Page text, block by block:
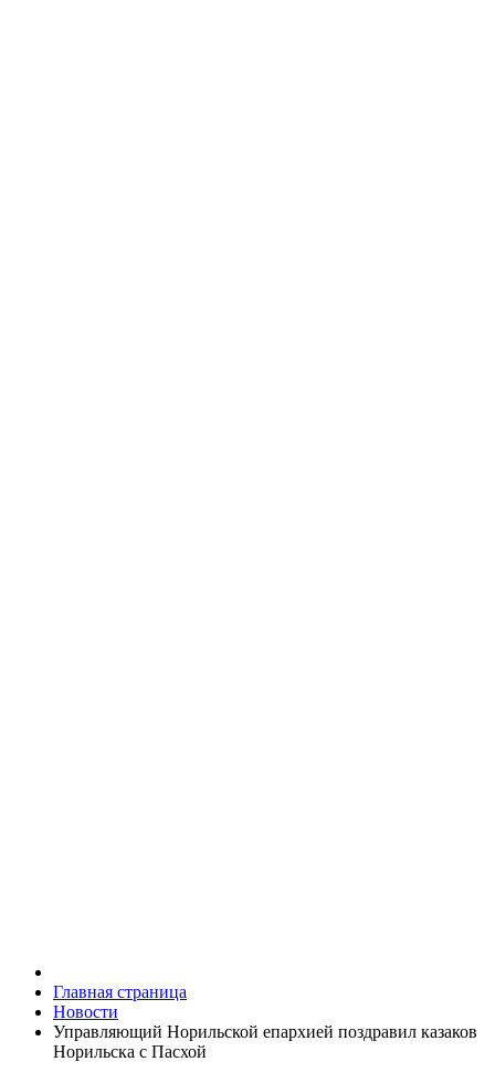
Главная страница
Новости
Управляющий Норильской епархией поздравил казаков
Норильска с Пасхой